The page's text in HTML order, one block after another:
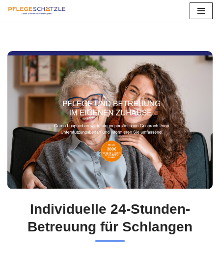
springen
Individuelle 24-Stunden-
Betreuung für Schlangen